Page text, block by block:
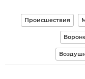
Происшествия